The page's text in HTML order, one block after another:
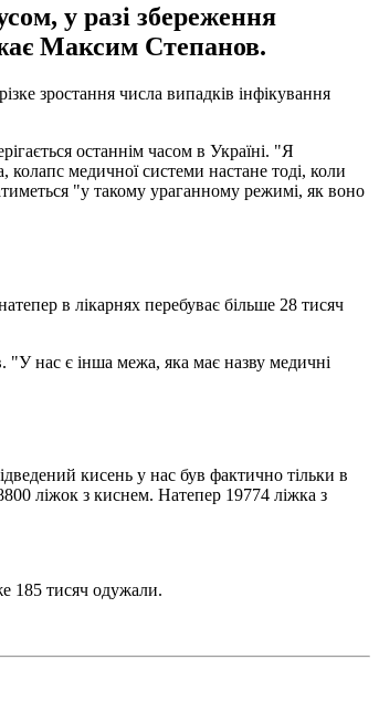
у разі збереження
Максим Степанов.
зростання числа випадків інфікування
останнім часом в Україні. "Я
колапс медичної системи настане тоді, коли
"у такому ураганному режимі, як воно
в лікарнях перебуває більше 28 тисяч
нас є інша межа, яка має назву медичні
кисень у нас був фактично тільки в
ліжок з киснем. Натепер 19774 ліжка з
185 тисяч одужали.